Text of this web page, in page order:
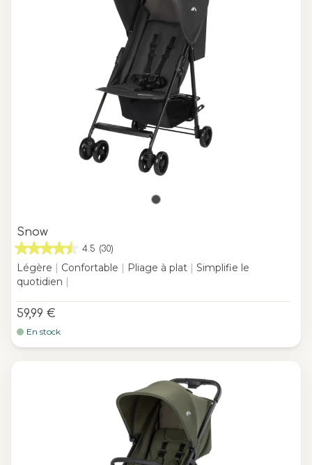
Snow
4.5 (30)
Légère | Confortable | Pliage à plat | Simplifie le
quotidien |
59,99 €
En stock